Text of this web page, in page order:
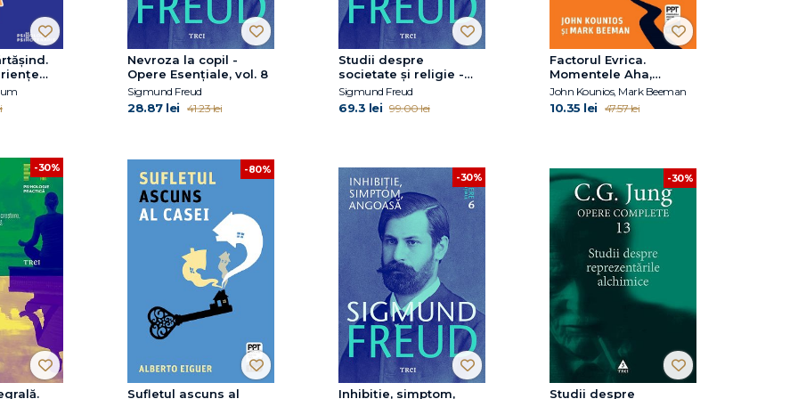
Nevroza la copil -
Opere Esenţiale, vol. 8
Sigmund Freud
28.87 lei 41.23 lei
Studii despre
societate și religie -
Opere Esenţiale, vol. 9
Sigmund Freud
69.3 lei 99.00 lei
Factorul Evrica.
Momentele Aha,
insightul creativ și
creierul
John Kounios, Mark Beeman
10.35 lei 47.57 lei
-30% -80%
Sufletul ascuns al
-30%
Inhibiție, simptom,
-30%
Studii despre